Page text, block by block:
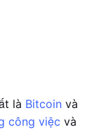
là Bitcoin và
công việc và